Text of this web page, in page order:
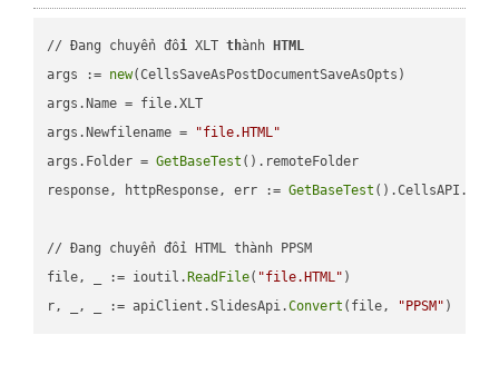
// Đang chuyển đổi XLT thành
HTML
args := new(CellsSaveAsPostDocumentSaveAsOpts)
args.Name = file.XLT
args.Newfilename =
"file.HTML"
args.Folder = GetBaseTest ().remoteFolder
response, httpResponse, err := GetBaseTest ().CellsAPI.
// Đang chuyển đổi HTML thành PPSM
file, _ := ioutil. ReadFile( "file.HTML" )
r, _, _ := apiClient.SlidesApi.Convert (file, "PPSM"